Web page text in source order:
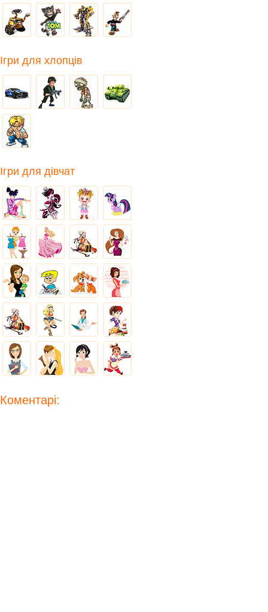
Ігри для хлопців
Ігри для дівчат
Коментарі: